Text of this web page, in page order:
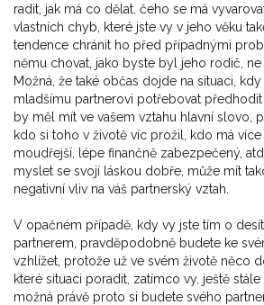
radit, jak má co dělat, čeho se má
vlastních chyb, které jste vy v jeho věku
tendence chránit ho před případnými
němu chovat, jako byste byl jeho rodič, ne
Možná, že také občas dojde na situaci,
mladšímu partnerovi potřebovat
by měl mít ve vašem vztahu hlavní slovo,
kdo si toho v životě víc prožil, kdo má
moudřejší, lépe finančně zabezpečený,
myslet se svojí láskou dobře, může mít
negativní vliv na váš partnerský vztah.
V opačném případě, kdy vy jste tím o
partnerem, pravděpodobně budete ke
vzhlížet, protože už ve svém životě něco
které situaci poradit, zatímco vy, ještě stále
možná právě proto si budete svého